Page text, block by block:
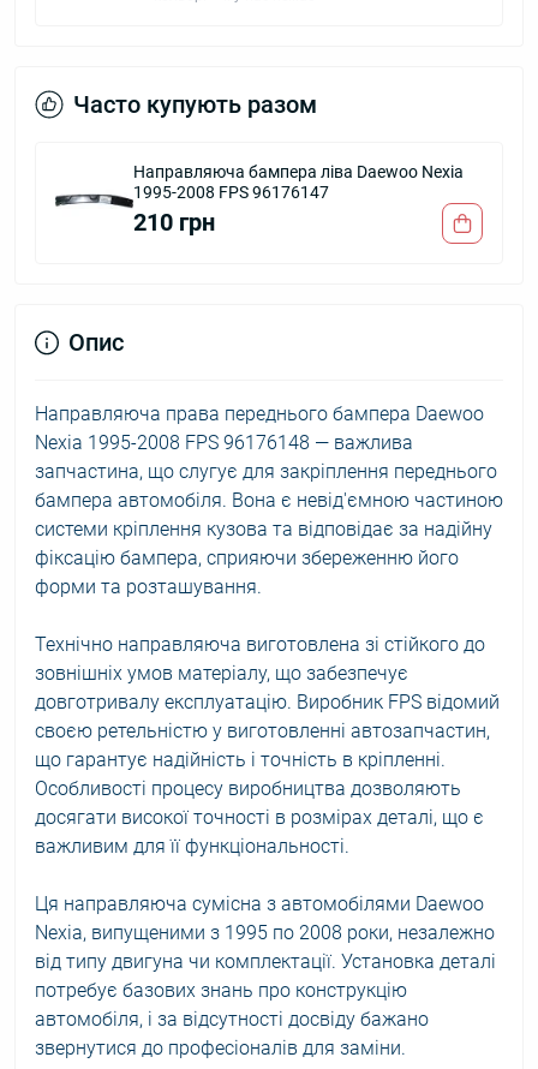
Часто купують разом
Направляюча бампера ліва Daewoo Nexia
1995-2008 FPS 96176147
210 грн
Опис
Направляюча права переднього бампера Daewoo
Nexia 1995-2008 FPS 96176148 — важлива
запчастина, що слугує для закріплення переднього
бампера автомобіля. Вона є невід'ємною частиною
системи кріплення кузова та відповідає за надійну
фіксацію бампера, сприяючи збереженню його
форми та розташування.
Технічно направляюча виготовлена зі стійкого до
зовнішніх умов матеріалу, що забезпечує
довготривалу експлуатацію. Виробник FPS відомий
своєю ретельністю у виготовленні автозапчастин,
що гарантує надійність і точність в кріпленні.
Особливості процесу виробництва дозволяють
досягати високої точності в розмірах деталі, що є
важливим для її функціональності.
Ця направляюча сумісна з автомобілями Daewoo
Nexia, випущеними з 1995 по 2008 роки, незалежно
від типу двигуна чи комплектації. Установка деталі
потребує базових знань про конструкцію
автомобіля, і за відсутності досвіду бажано
звернутися до професіоналів для заміни.